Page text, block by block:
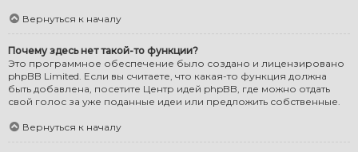
Вернуться к началу
Почему здесь нет такой-то функции?
Это программное обеспечение было создано и лицензировано
phpBB Limited. Если вы считаете, что какая-то функция должна
быть добавлена, посетите Центр идей phpBB, где можно отдать
свой голос за уже поданные идеи или предложить собственные.
Вернуться к началу